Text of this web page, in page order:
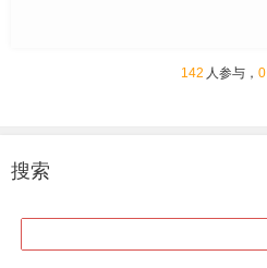
142 人参与， 0
搜索